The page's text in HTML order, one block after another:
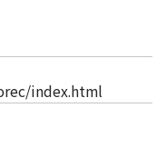
index.html